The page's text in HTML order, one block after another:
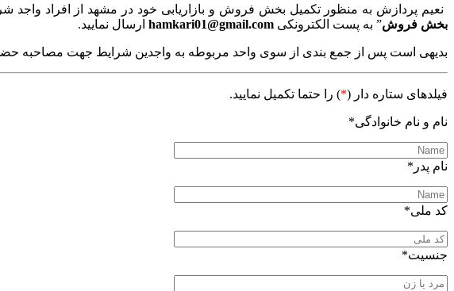
نعیم پردازش به منظور تکمیل بخش فروش و بازاریابی خود در مشهد از افراد واجد
بخش فروش” به پست الکترونکی hamkari01@gmail.com ارسال نمایید.
بدیهی است پس از جمع بندی از سوی واحد مربوطه به واجدین شرایط جهت مصاحبه
فیلدهای ستاره دار (*) را حتما تکمیل نمایید.
نام و نام خانوادگی*
نام پدر*
کد ملی*
جنسیت*